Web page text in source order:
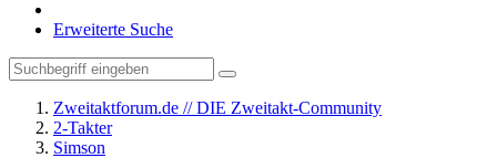
Erweiterte Suche
Zweitaktforum.de // DIE Zweitakt-Community
2-Takter
Simson